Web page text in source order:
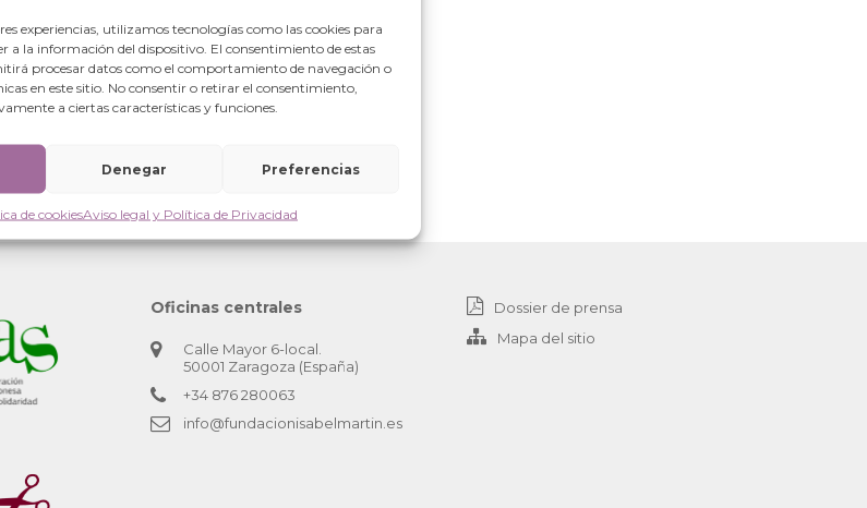
experiencias, utilizamos tecnologías como las cookies para
a la información del dispositivo. El consentimiento de estas
procesar datos como el comportamiento de navegación o
en este sitio. No consentir o retirar el consentimiento,
a ciertas características y funciones.
Denegar Preferencias
de cookiesAviso legal y Política de Privacidad
Oficinas centrales
Calle Mayor 6-local.
50001 Zaragoza (España)
+34 876 280063
info@fundacionisabelmartin.es
Dossier de prensa
Mapa del sitio